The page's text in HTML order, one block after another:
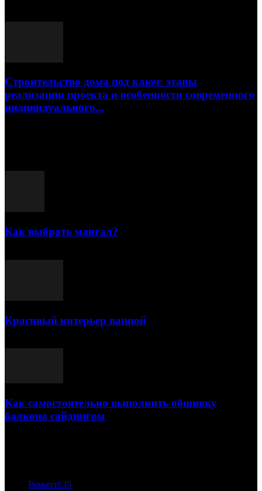
Строительство дома под ключ: этапы
реализации проекта и особенности современного
индивидуального...
Как выбрать мангал?
Красивый интерьер ванной
Как самостоятельно выполнить обшивку
балкона сайдингом
Ремонт635